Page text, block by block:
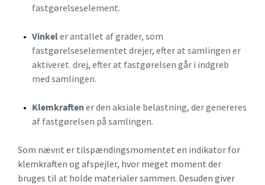
fastgørelseselement.
Vinkeler antallet af grader, som
fastgørelseselementet drejer, efter at samlingen er
aktiveret. drej, efter at fastgørelsen går i indgreb
med samlingen.
Klemkraftener den aksiale belastning, der genereres
af fastgørelsen på samlingen.
Som nævnt er tilspændingsmomentet en indikator for
klemkraften og afspejler, hvor meget moment der
bruges til at holde materialer sammen. Desuden giver